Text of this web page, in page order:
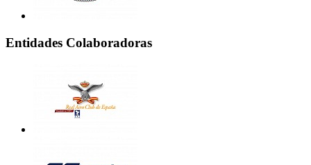
Entidades Colaboradoras